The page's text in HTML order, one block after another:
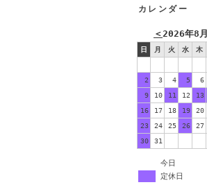
カレンダー
＜2026年8月
日 月 火 水 木
2
3 4 5 6
9
10 11 12 13
16
17 18 19 20
23
24 25 26 27
30
31
今日
定休日